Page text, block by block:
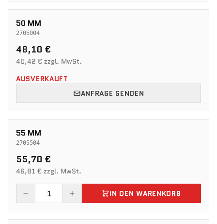
50 MM
2705004
48,10 €
40,42 € zzgl. MwSt.
AUSVERKAUFT
ANFRAGE SENDEN
55 MM
2705504
55,70 €
46,81 € zzgl. MwSt.
IN DEN WARENKORB